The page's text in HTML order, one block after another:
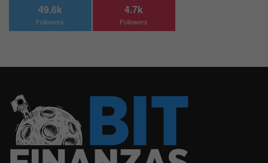
49.6k
Followers
4.7k
Followers